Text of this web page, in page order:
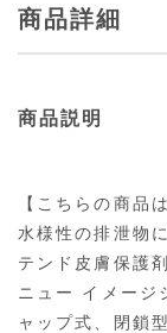
商品詳細
商品説明
【こちらの商品
水様性の排泄物
テンド皮膚保護
ニュー イメージ
ャップ式、閉鎖